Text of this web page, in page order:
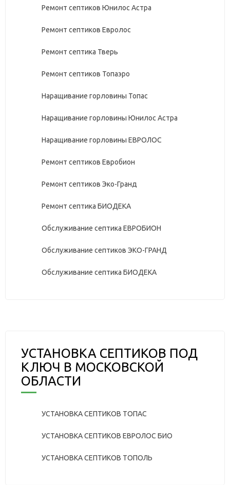
Ремонт септиков Юнилос Астра
Ремонт септиков Евролос
Ремонт септика Тверь
Ремонт септиков Топаэро
Наращивание горловины Топас
Наращивание горловины Юнилос Астра
Наращивание горловины ЕВРОЛОС
Ремонт септиков Евробион
Ремонт септиков Эко-Гранд
Ремонт септика БИОДЕКА
Обслуживание септика ЕВРОБИОН
Обслуживание септиков ЭКО-ГРАНД
Обслуживание септика БИОДЕКА
УСТАНОВКА СЕПТИКОВ ПОД
КЛЮЧ В МОСКОВСКОЙ
ОБЛАСТИ
УСТАНОВКА СЕПТИКОВ ТОПАС
УСТАНОВКА СЕПТИКОВ ЕВРОЛОС БИО
УСТАНОВКА СЕПТИКОВ ТОПОЛЬ